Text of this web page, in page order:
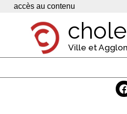
Panneau de gestion des cookies
accès au contenu
Ville et